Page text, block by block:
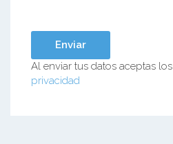
Al enviar tus datos aceptas los
privacidad